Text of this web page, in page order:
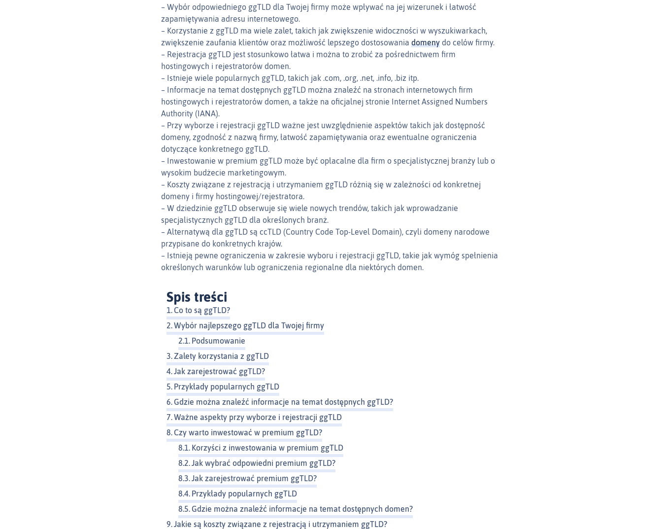
– Wybór odpowiedniego ggTLD dla Twojej firmy może wpływać na jej wizerunek i łatwość
zapamiętywania adresu internetowego.
– Korzystanie z ggTLD ma wiele zalet, takich jak zwiększenie widoczności w wyszukiwarkach,
zwiększenie zaufania klientów oraz możliwość lepszego dostosowania domeny do celów firmy.
– Rejestracja ggTLD jest stosunkowo łatwa i można to zrobić za pośrednictwem firm
hostingowych i rejestratorów domen.
– Istnieje wiele popularnych ggTLD, takich jak .com, .org, .net, .info, .biz itp.
– Informacje na temat dostępnych ggTLD można znaleźć na stronach internetowych firm
hostingowych i rejestratorów domen, a także na oficjalnej stronie Internet Assigned Numbers
Authority (IANA).
– Przy wyborze i rejestracji ggTLD ważne jest uwzględnienie aspektów takich jak dostępność
domeny, zgodność z nazwą firmy, łatwość zapamiętywania oraz ewentualne ograniczenia
dotyczące konkretnego ggTLD.
– Inwestowanie w premium ggTLD może być opłacalne dla firm o specjalistycznej branży lub o
wysokim budżecie marketingowym.
– Koszty związane z rejestracją i utrzymaniem ggTLD różnią się w zależności od konkretnej
domeny i firmy hostingowej/rejestratora.
– W dziedzinie ggTLD obserwuje się wiele nowych trendów, takich jak wprowadzanie
specjalistycznych ggTLD dla określonych branż.
– Alternatywą dla ggTLD są ccTLD (Country Code Top-Level Domain), czyli domeny narodowe
przypisane do konkretnych krajów.
– Istnieją pewne ograniczenia w zakresie wyboru i rejestracji ggTLD, takie jak wymóg spełnienia
określonych warunków lub ograniczenia regionalne dla niektórych domen.
Spis treści
Co to są ggTLD?
Wybór najlepszego ggTLD dla Twojej firmy
Podsumowanie
Zalety korzystania z ggTLD
Jak zarejestrować ggTLD?
Przykłady popularnych ggTLD
Gdzie można znaleźć informacje na temat dostępnych ggTLD?
Ważne aspekty przy wyborze i rejestracji ggTLD
Czy warto inwestować w premium ggTLD?
Korzyści z inwestowania w premium ggTLD
Jak wybrać odpowiedni premium ggTLD?
Jak zarejestrować premium ggTLD?
Przykłady popularnych ggTLD
Gdzie można znaleźć informacje na temat dostępnych domen?
Jakie są koszty związane z rejestracją i utrzymaniem ggTLD?